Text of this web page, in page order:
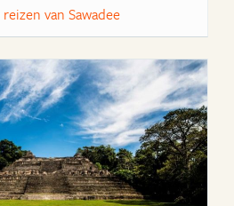
van Sawadee